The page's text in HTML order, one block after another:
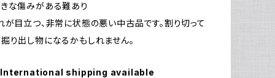
な傷みがある難あり
が目立つ、非常に状態の悪い中古品です。割り切って
り出し物になるかもしれません。
International shipping available